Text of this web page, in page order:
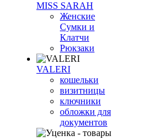
MISS SARAH
Женские
Сумки и
Клатчи
Рюкзаки
VALERI
кошельки
визитницы
ключники
обложки для
документов